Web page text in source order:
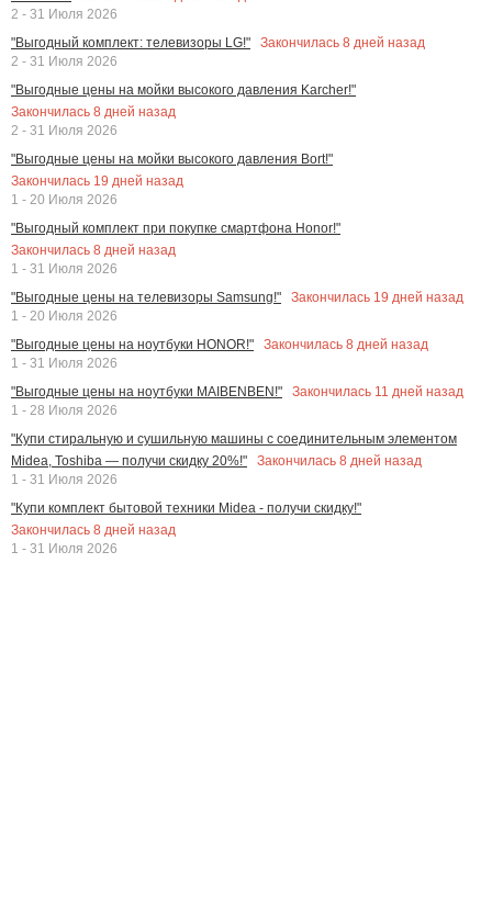
2 - 31 Июля 2026
"Выгодный комплект: телевизоры LG!"
Закончилась 8 дней назад
2 - 31 Июля 2026
"Выгодные цены на мойки высокого давления Karcher!"
Закончилась 8 дней назад
2 - 31 Июля 2026
"Выгодные цены на мойки высокого давления Bort!"
Закончилась 19 дней назад
1 - 20 Июля 2026
"Выгодный комплект при покупке смартфона Honor!"
Закончилась 8 дней назад
1 - 31 Июля 2026
"Выгодные цены на телевизоры Samsung!"
Закончилась 19 дней назад
1 - 20 Июля 2026
"Выгодные цены на ноутбуки HONOR!"
Закончилась 8 дней назад
1 - 31 Июля 2026
"Выгодные цены на ноутбуки MAIBENBEN!"
Закончилась 11 дней назад
1 - 28 Июля 2026
"Купи стиральную и сушильную машины с соединительным элементом
Midea, Toshiba — получи скидку 20%!"
Закончилась 8 дней назад
1 - 31 Июля 2026
"Купи комплект бытовой техники Midea - получи скидку!"
Закончилась 8 дней назад
1 - 31 Июля 2026